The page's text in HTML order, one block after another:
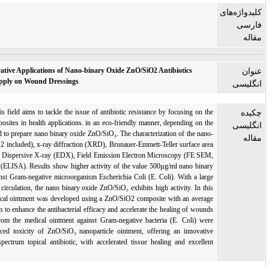
Unveiling The Innovative Applications of Nano-binary Oxide ZnO/SiO2 Antibiotics
Medical Ointment Apply on Wound Dressings
Current research in this field aims to tackle the issue of antibiotic resistance by focusing
role of pure nanocomposites in health applications. in an eco-friendly manner, depending
solution gel route used to prepare nano binary oxide ZnO/SiO₂. The characterization of the
binary oxide ZnO/SiO2 included), x-ray diffraction (XRD), Brunauer-Emmett-Teller surface
design (BET), Energy Dispersive X-ray (EDX), Field Emission Electron Microscopy (FE
and microplate reader (ELISA). Results show higher activity of the value 500µg/ml nano
oxide ZnO/SiO2 against Gram-negative microorganism Escherichia Coli (E. Coli). With a
surface area and pore circulation, the nano binary oxide ZnO/SiO₂ exhibits high activity.
research, a nano-medical ointment was developed using a ZnO/SiO2 composite with an
particle size 14 -50 nm to enhance the antibacterial efficacy and accelerate the healing of
and burns. Results from the medical ointment against Gram-negative bacteria (E. Coli)
promising, with reduced toxicity of ZnO/SiO₂ nanoparticle ointment, offering an
solution as a broad-spectrum topical antibiotic, with accelerated tissue healing and